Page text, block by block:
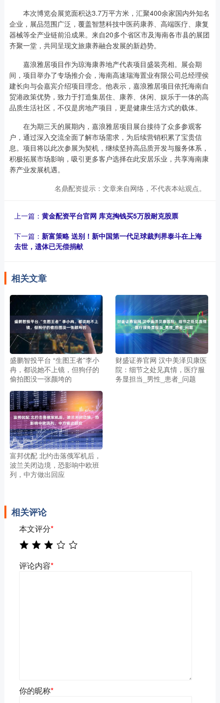
本次博览会展览面积达3.7万平方米，汇聚400余家国内外知名
企业，展品范围广泛，覆盖智慧科技中医药康养、高端医疗、康复
器械等全产业链前沿成果。来自20多个省区市及海南各市县的展团
齐聚一堂，共同呈现文旅康养融合发展的新趋势。
嘉浪雅居项目作为琼海康养地产代表项目盛装亮相。展会期
间，项目举办了专场推介会，海南高速瑞海置业有限公司总经理侯
建长向与会嘉宾介绍项目理念。他表示，嘉浪雅居项目依托海南自
贸港政策优势，致力于打造集居住、康养、休闲、娱乐于一体的高
品质生活社区，不仅是房地产项目，更是健康生活方式的载体。
在为期三天的展期内，嘉浪雅居项目展台接待了众多参观客
户，通过深入交流全面了解市场需求，为后续营销积累了宝贵信
息。项目将以此次参展为契机，继续坚持高品质开发与服务体系，
积极拓展市场影响，吸引更多客户选择在此安居乐业，共享海南康
养产业发展机遇。
名鼎配资提示：文章来自网络，不代表本站观点。
上一篇： 黄金配资平台官网 库克掏钱买5万股耐克股票
下一篇： 新富策略 送别！新中国第一代足球裁判界泰斗在上海
去世，遗体已无偿捐献
相关文章
盛鹏智投平台 “生图王者”李小
冉，都说她不上镜，但狗仔的
偷拍图没一张颜垮的
财盛证券官网 汉中美泽贝康医
院：细节之处见真情，医疗服
务显担当_男性_患者_问题
富邦优配 北约击落俄军机后，
波兰关闭边境，恐影响中欧班
列，中方做出回应
相关评论
本文评分*
评论内容*
你的昵称*